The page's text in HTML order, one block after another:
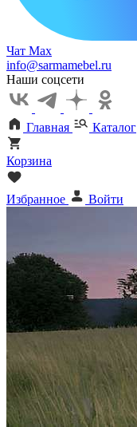
Чат Max
info@sarmamebel.ru
Наши соцсети
Главная Каталог
Корзина
Избранное Войти